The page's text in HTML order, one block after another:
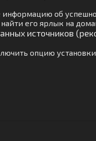
об
его ярлык на
источников
опцию